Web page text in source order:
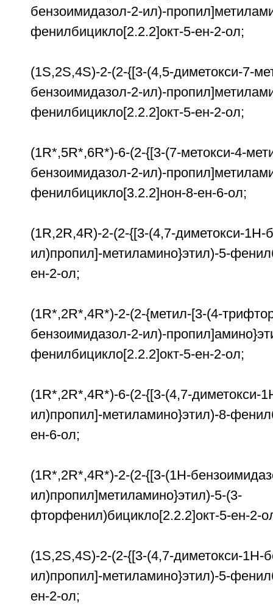
бензоимидазол-2-ил)-
фенилбицикло[2.2.2]окт-5-ен-2-ол;
(1S,2S,4S)-2-(2-{[3-(4,5-диметокси-7-
бензоимидазол-2-ил)-
фенилбицикло[2.2.2]окт-5-ен-2-ол;
(1R*,5R*,6R*)-6-(2-{[3-(7-метокси-4-
бензоимидазол-2-ил)-
фенилбицикло[3.2.2]нон-8-ен-6-ол;
(1R,2R,4R)-2-(2-{[3-(4,7-диметокси-1Н-
ил)пропил]-метиламино}этил)-5-
ен-2-ол;
(1R*,2R*,4R*)-2-(2-{метил-[3-(4-
бензоимидазол-2-ил)-
фенилбицикло[2.2.2]окт-5-ен-2-ол;
(1R*,2R*,4R*)-6-(2-{[3-(4,7-диметокси-
ил)пропил]-метиламино}этил)-8-
ен-6-ол;
(1R*,2R*,4R*)-2-(2-{[3-(1H-
ил)пропил]метиламино}этил)-5-(3-
фторфенил)бицикло[2.2.2]окт-5-ен-2-
(1S,2S,4S)-2-(2-{[3-(4,7-диметокси-1Н-
ил)пропил]-метиламино}этил)-5-
ен-2-ол;